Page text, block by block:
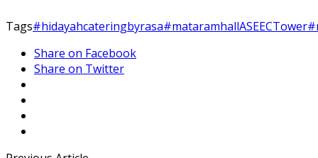
Tags#hidayahcateringbyrasa#mataramhallASEECTower
Share on Facebook
Share on Twitter